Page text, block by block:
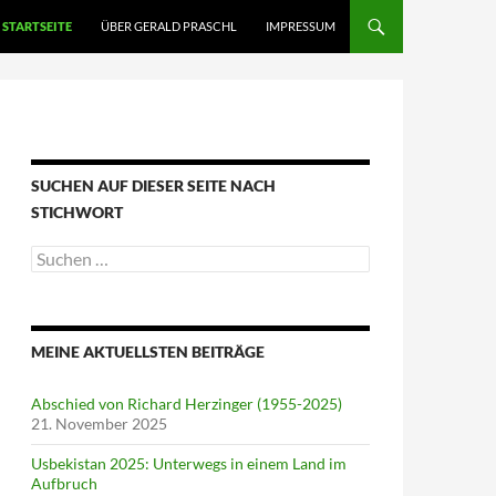
STARTSEITE ÜBER GERALD PRASCHL IMPRESSUM
SUCHEN AUF DIESER SEITE NACH
STICHWORT
Suche
nach:
MEINE AKTUELLSTEN BEITRÄGE
Abschied von Richard Herzinger (1955-2025)
21. November 2025
Usbekistan 2025: Unterwegs in einem Land im
Aufbruch